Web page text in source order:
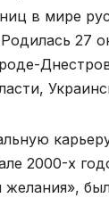
в мире
27
2000-х
желания»,